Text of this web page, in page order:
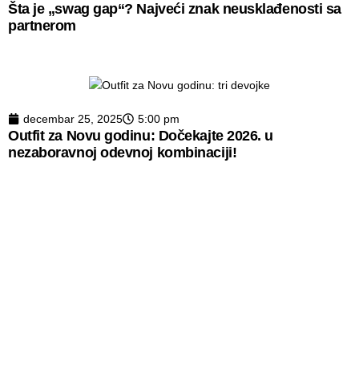
Šta je „swag gap“? Najveći znak neusklađenosti sa
partnerom
decembar 25, 2025 5:00 pm
Outfit za Novu godinu: Dočekajte 2026. u
nezaboravnoj odevnoj kombinaciji!